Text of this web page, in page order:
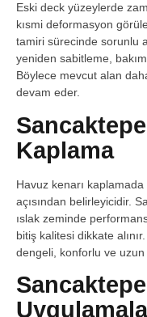
Eski deck yüzeylerde
kısmi deformasyon
tamiri sürecinde sorunlu
yeniden sabitleme,
Böylece mevcut alan
devam eder.
Kaplama
Havuz kenarı
açısından belirleyicidir.
ıslak zeminde
bitiş kalitesi dikkate
dengeli, konforlu ve uzun